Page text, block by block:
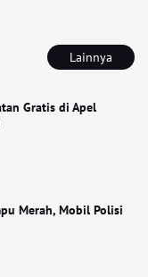
Lainnya
Gratis di Apel
Merah, Mobil Polisi